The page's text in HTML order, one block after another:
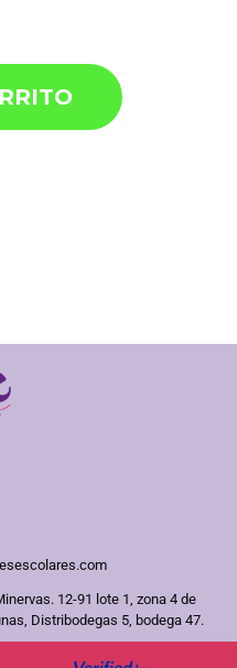
12-91 lote 1, zona 4 de
Distribodegas 5, bodega 47.